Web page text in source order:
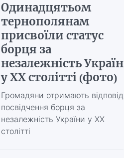
Одинадцятьом
тернополянам
присвоїли статус
борця за
незалежність
у ХХ столітті (фото)
Громадяни отримають
посвідчення борця за
незалежність України у ХХ
столітті